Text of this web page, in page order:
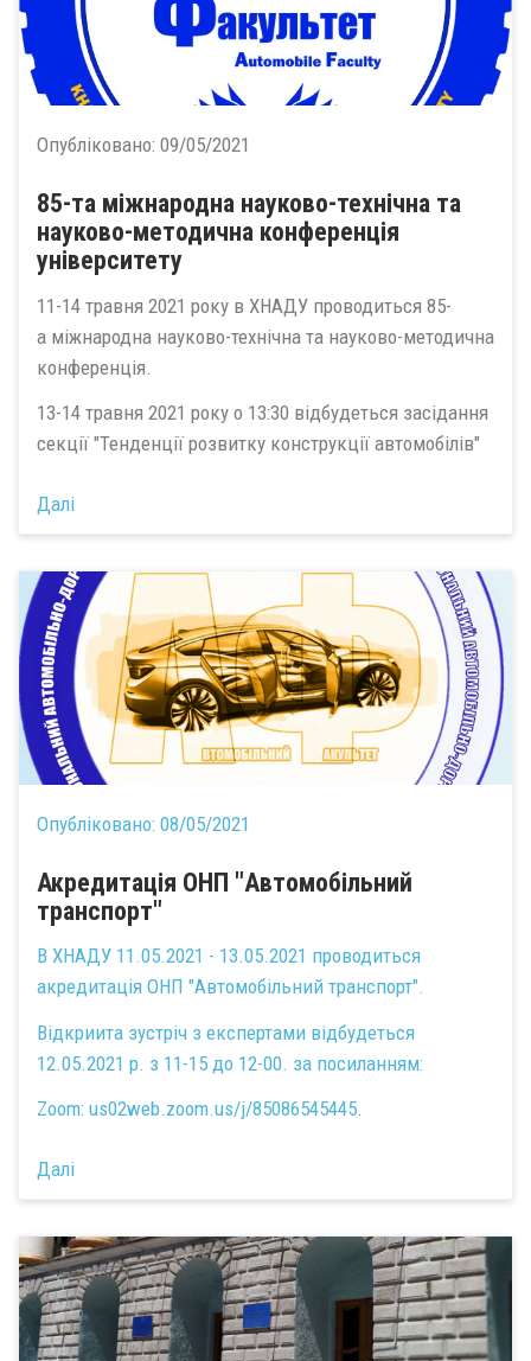
Опубліковано: 09/05/2021
85-та міжнародна науково-технічна та
науково-методична конференція
університету
11-14 травня 2021 року в ХНАДУ проводиться 85-
а міжнародна науково-технічна та науково-методична
конференція.
13-14 травня 2021 року о 13:30 відбудеться засідання
секції "Тенденції розвитку конструкції автомобілів"
Далі
Опубліковано: 08/05/2021
Акредитація ОНП "Автомобільний
транспорт"
В ХНАДУ 11.05.2021 - 13.05.2021 проводиться
акредитація ОНП "Автомобільний транспорт".
Відкриита зустріч з експертами відбудеться
12.05.2021 р. з 11-15 до 12-00. за посиланням:
Zoom: us02web.zoom.us/j/85086545445.
Далі